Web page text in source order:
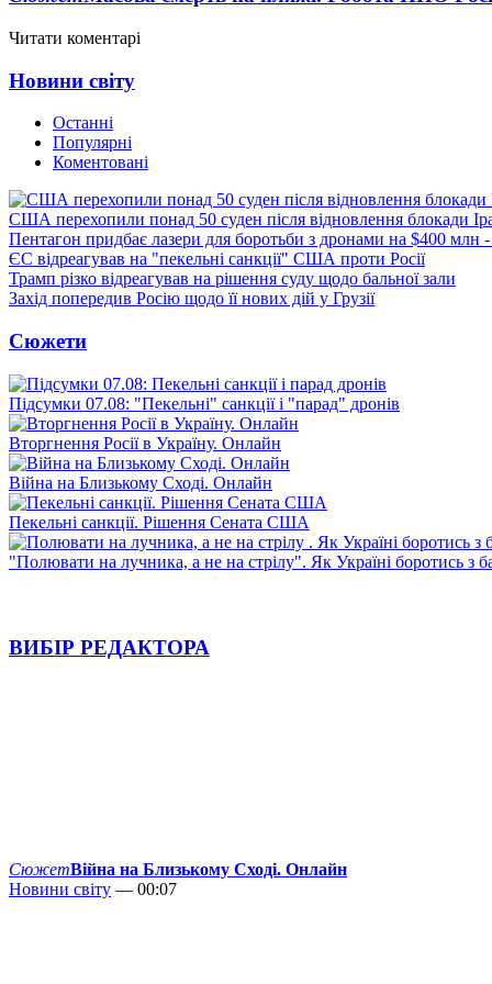
Читати коментарі
Новини світу
Останні
Популярні
Коментовані
США перехопили понад 50 суден після відновлення блокади
Пентагон придбає лазери для боротьби з дронами на $400 млн
ЄС відреагував на "пекельні санкції" США проти Росії
Трамп різко відреагував на рішення суду щодо бальної зали
Захід попередив Росію щодо її нових дій у Грузії
Сюжети
Підсумки 07.08: "Пекельні" санкції і "парад" дронів
Вторгнення Росії в Україну. Онлайн
Війна на Близькому Сході. Онлайн
Пекельні санкції. Рішення Сената США
"Полювати на лучника, а не на стрілу". Як Україні боротись з
ВИБІР РЕДАКТОРА
СюжетВійна на Близькому Сході. Онлайн
Новини світу — 00:07